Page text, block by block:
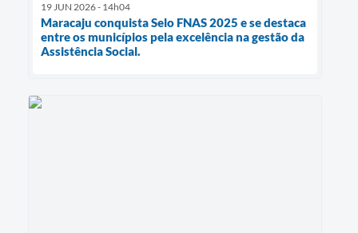
19 JUN 2026 - 14h04
Maracaju conquista Selo FNAS 2025 e se destaca
entre os municípios pela excelência na gestão da
Assistência Social.